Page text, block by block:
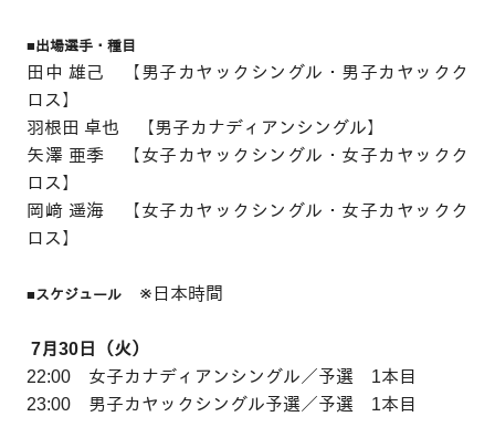
■出場選手・種目
田中 雄己 【男子カヤックシングル・男子カヤックク
ロス】
羽根田 卓也 【男子カナディアンシングル】
矢澤 亜季 【女子カヤックシングル・女子カヤックク
ロス】
岡﨑 遥海 【女子カヤックシングル・女子カヤックク
ロス】
■スケジュール ※日本時間
7月30日（火）
22:00 女子カナディアンシングル／予選 1本目
23:00 男子カヤックシングル予選／予選 1本目